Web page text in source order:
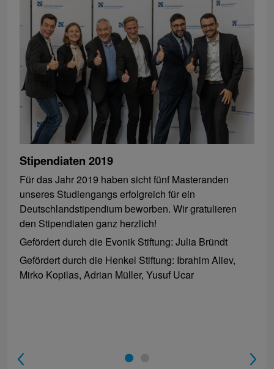
Stipendiaten 2019
Für das Jahr 2019 haben sicht fünf Masteranden
unseres Studiengangs erfolgreich für ein
Deutschlandstipendium beworben. Wir gratulieren
den Stipendiaten ganz herzlich!
Gefördert durch die Evonik Stiftung: Julia Bründt
Gefördert durch die Henkel Stiftung: Ibrahim Aliev,
Mirko Kopilas, Adrian Müller, Yusuf Ucar
1